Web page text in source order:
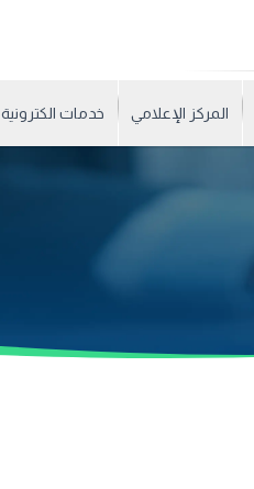
المركز الإعلامي خدمات الكترونية